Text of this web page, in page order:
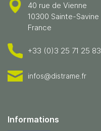
40 rue de Vienne
10300 Sainte-Savine
France
+33 (0)3 25 71 25 83
infos@distrame.fr
Informations